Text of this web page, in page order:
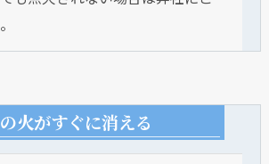
火がすぐに消える